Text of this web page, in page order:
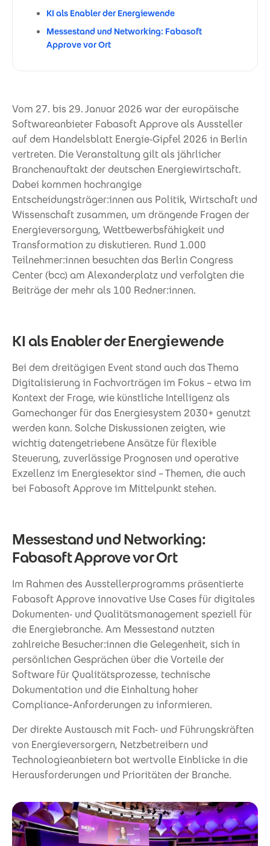
KI als Enabler der Energiewende
Messestand und Networking: Fabasoft
Approve vor Ort
Vom 27. bis 29. Januar 2026 war der europäische
Softwareanbieter Fabasoft Approve als Aussteller
auf dem Handelsblatt Energie‑Gipfel 2026 in Berlin
vertreten. Die Veranstaltung gilt als jährlicher
Branchenauftakt der deutschen Energiewirtschaft.
Dabei kommen hochrangige
Entscheidungsträger:innen aus Politik, Wirtschaft und
Wissenschaft zusammen, um drängende Fragen der
Energieversorgung, Wettbewerbsfähigkeit und
Transformation zu diskutieren. Rund 1.000
Teilnehmer:innen besuchten das Berlin Congress
Center (bcc) am Alexanderplatz und verfolgten die
Beiträge der mehr als 100 Redner:innen.
KI als Enabler der Energiewende
Bei dem dreitägigen Event stand auch das Thema
Digitalisierung in Fachvorträgen im Fokus – etwa im
Kontext der Frage, wie künstliche Intelligenz als
Gamechanger für das Energiesystem 2030+ genutzt
werden kann. Solche Diskussionen zeigten, wie
wichtig datengetriebene Ansätze für flexible
Steuerung, zuverlässige Prognosen und operative
Exzellenz im Energiesektor sind – Themen, die auch
bei Fabasoft Approve im Mittelpunkt stehen.
Messestand und Networking:
Fabasoft Approve vor Ort
Im Rahmen des Ausstellerprogramms präsentierte
Fabasoft Approve innovative Use Cases für digitales
Dokumenten‑ und Qualitätsmanagement speziell für
die Energiebranche. Am Messestand nutzten
zahlreiche Besucher:innen die Gelegenheit, sich in
persönlichen Gesprächen über die Vorteile der
Software für Qualitätsprozesse, technische
Dokumentation und die Einhaltung hoher
Compliance-Anforderungen zu informieren.
Der direkte Austausch mit Fach‑ und Führungskräften
von Energieversorgern, Netzbetreibern und
Technologieanbietern bot wertvolle Einblicke in die
Herausforderungen und Prioritäten der Branche.